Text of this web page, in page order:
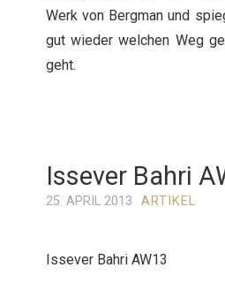
Werk von Bergman und
gut wieder welchen Weg
geht.
Issever Bahri
25. APRIL 2013 ARTIKEL
Issever Bahri AW13